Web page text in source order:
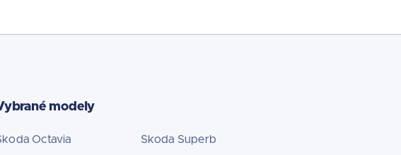
modely
Octavia
Skoda Superb